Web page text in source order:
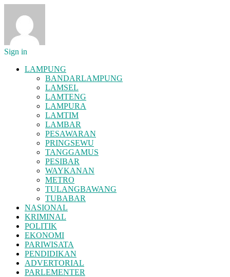
Sign in
LAMPUNG
BANDARLAMPUNG
LAMSEL
LAMTENG
LAMPURA
LAMTIM
LAMBAR
PESAWARAN
PRINGSEWU
TANGGAMUS
PESIBAR
WAYKANAN
METRO
TULANGBAWANG
TUBABAR
NASIONAL
KRIMINAL
POLITIK
EKONOMI
PARIWISATA
PENDIDIKAN
ADVERTORIAL
PARLEMENTER